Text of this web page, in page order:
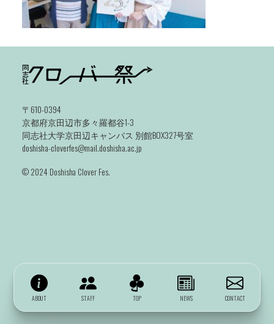
ABOUT STAFF TOP NEWS CONTACT
〒610-0394
京都府京田辺市多々羅都谷1-3
同志社大学京田辺キャンパス 別館BOX327号室
doshisha-cloverfes@mail.doshisha.ac.jp
©️ 2024 Doshisha Clover Fes.